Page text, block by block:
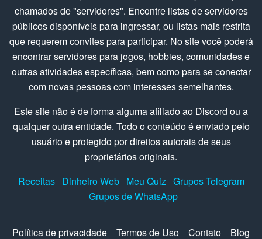
chamados de "servidores". Encontre listas de servidores
públicos disponíveis para ingressar, ou listas mais restrita
que requerem convites para participar. No site você poderá
encontrar servidores para jogos, hobbies, comunidades e
outras atividades específicas, bem como para se conectar
com novas pessoas com interesses semelhantes.
Este site não é de forma alguma afiliado ao Discord ou a
qualquer outra entidade. Todo o conteúdo é enviado pelo
usuário e protegido por direitos autorais de seus
proprietários originais.
Receitas Dinheiro Web Meu Quiz Grupos Telegram
Grupos de WhatsApp
Política de privacidade Termos de Uso Contato Blog